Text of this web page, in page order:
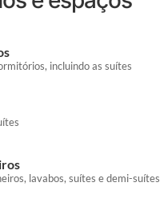
incluindo as suítes
lavabos, suítes e demi-suítes